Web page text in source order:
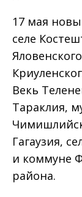
17 мая
селе
Векь
Тараклия,
Гагаузия,
и коммуне
района.